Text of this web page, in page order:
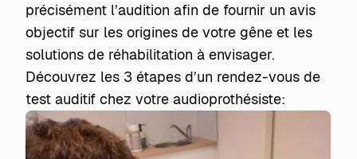
précisément l’audition afin de fournir un avis
objectif sur les origines de votre gêne et les
solutions de réhabilitation à envisager.
Découvrez les 3 étapes d’un rendez-vous de
test auditif chez votre audioprothésiste: